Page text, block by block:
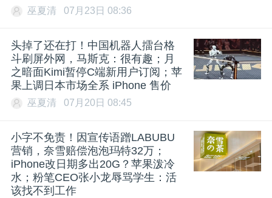
巫夏清 07月23日 08:36
头掉了还在打！中国机器人擂台格
斗刷屏外网，马斯克：很有趣；月
之暗面Kimi暂停C端新用户订阅；苹
果上调日本市场全系 iPhone 售价
巫夏清 07月20日 08:45
小字不免责！因宣传语蹭LABUBU
营销，奈雪赔偿泡泡玛特32万；
iPhone改日期多出20G？苹果泼冷
水；粉笔CEO张小龙辱骂学生：活
该找不到工作